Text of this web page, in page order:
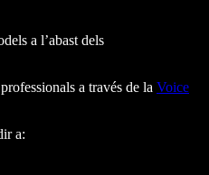
a l’abast dels
a través de la Voice
a: